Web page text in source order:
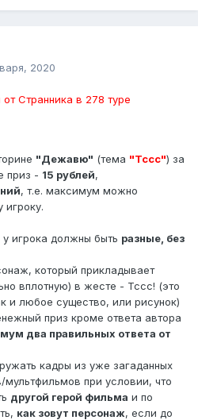
2020
Странника в 278 туре
"Дежавю" (тема "Тссс") за
приз - 15 рублей,
, т.е. максимум можно
игроку.
игрока должны быть разные, без
который прикладывает
вплотную) в жесте - Тссс! (это
и любое существо, или рисунок)
приз кроме ответа автора
два правильных ответа от
кадры из уже загаданных
при условии, что
другой герой фильма и по
как зовут персонаж, если до